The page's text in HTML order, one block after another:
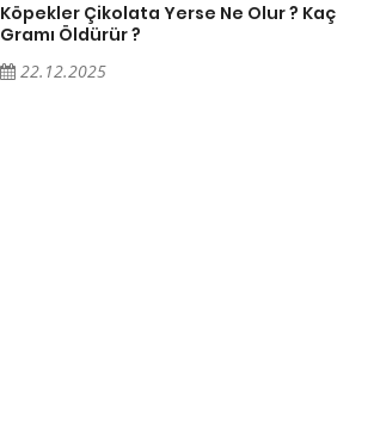
Köpekler Çikolata Yerse Ne Olur ? Kaç
Gramı Öldürür ?
22.12.2025